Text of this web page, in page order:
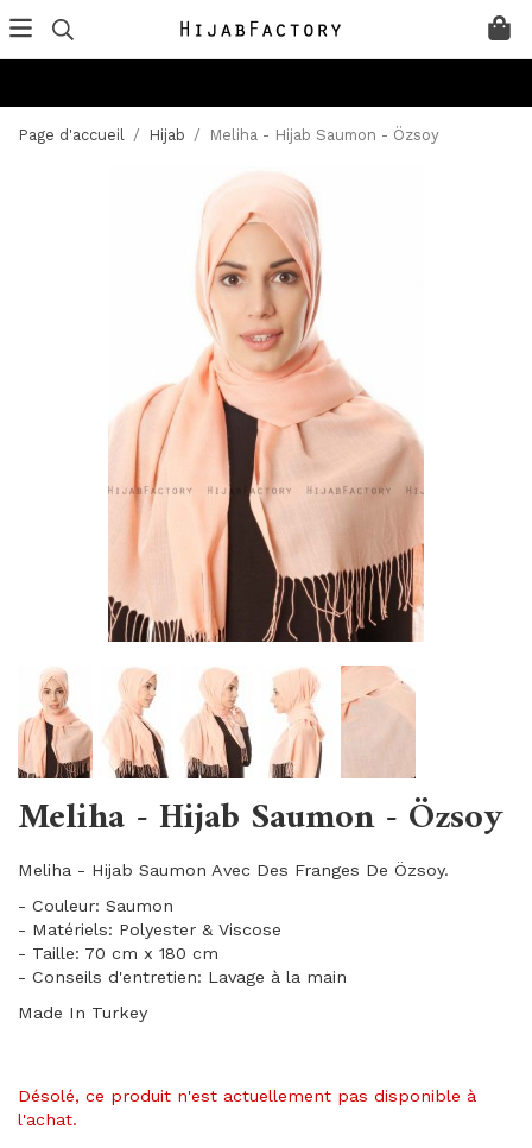
Page d'accueil / Hijab / Meliha - Hijab Saumon - Özsoy
Meliha - Hijab Saumon - Özsoy
Meliha - Hijab Saumon Avec Des Franges De Özsoy.
- Couleur: Saumon
- Matériels: Polyester & Viscose
- Taille: 70 cm x 180 cm
- Conseils d'entretien: Lavage à la main
Made In Turkey
Désolé, ce produit n'est actuellement pas disponible à
l'achat.